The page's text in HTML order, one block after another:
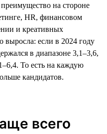
преимущество на стороне
HR, финансовом
и креативных
выросла: если в 2024 году
в диапазоне 3,1–3,6,
То есть на каждую
кандидатов.
всего